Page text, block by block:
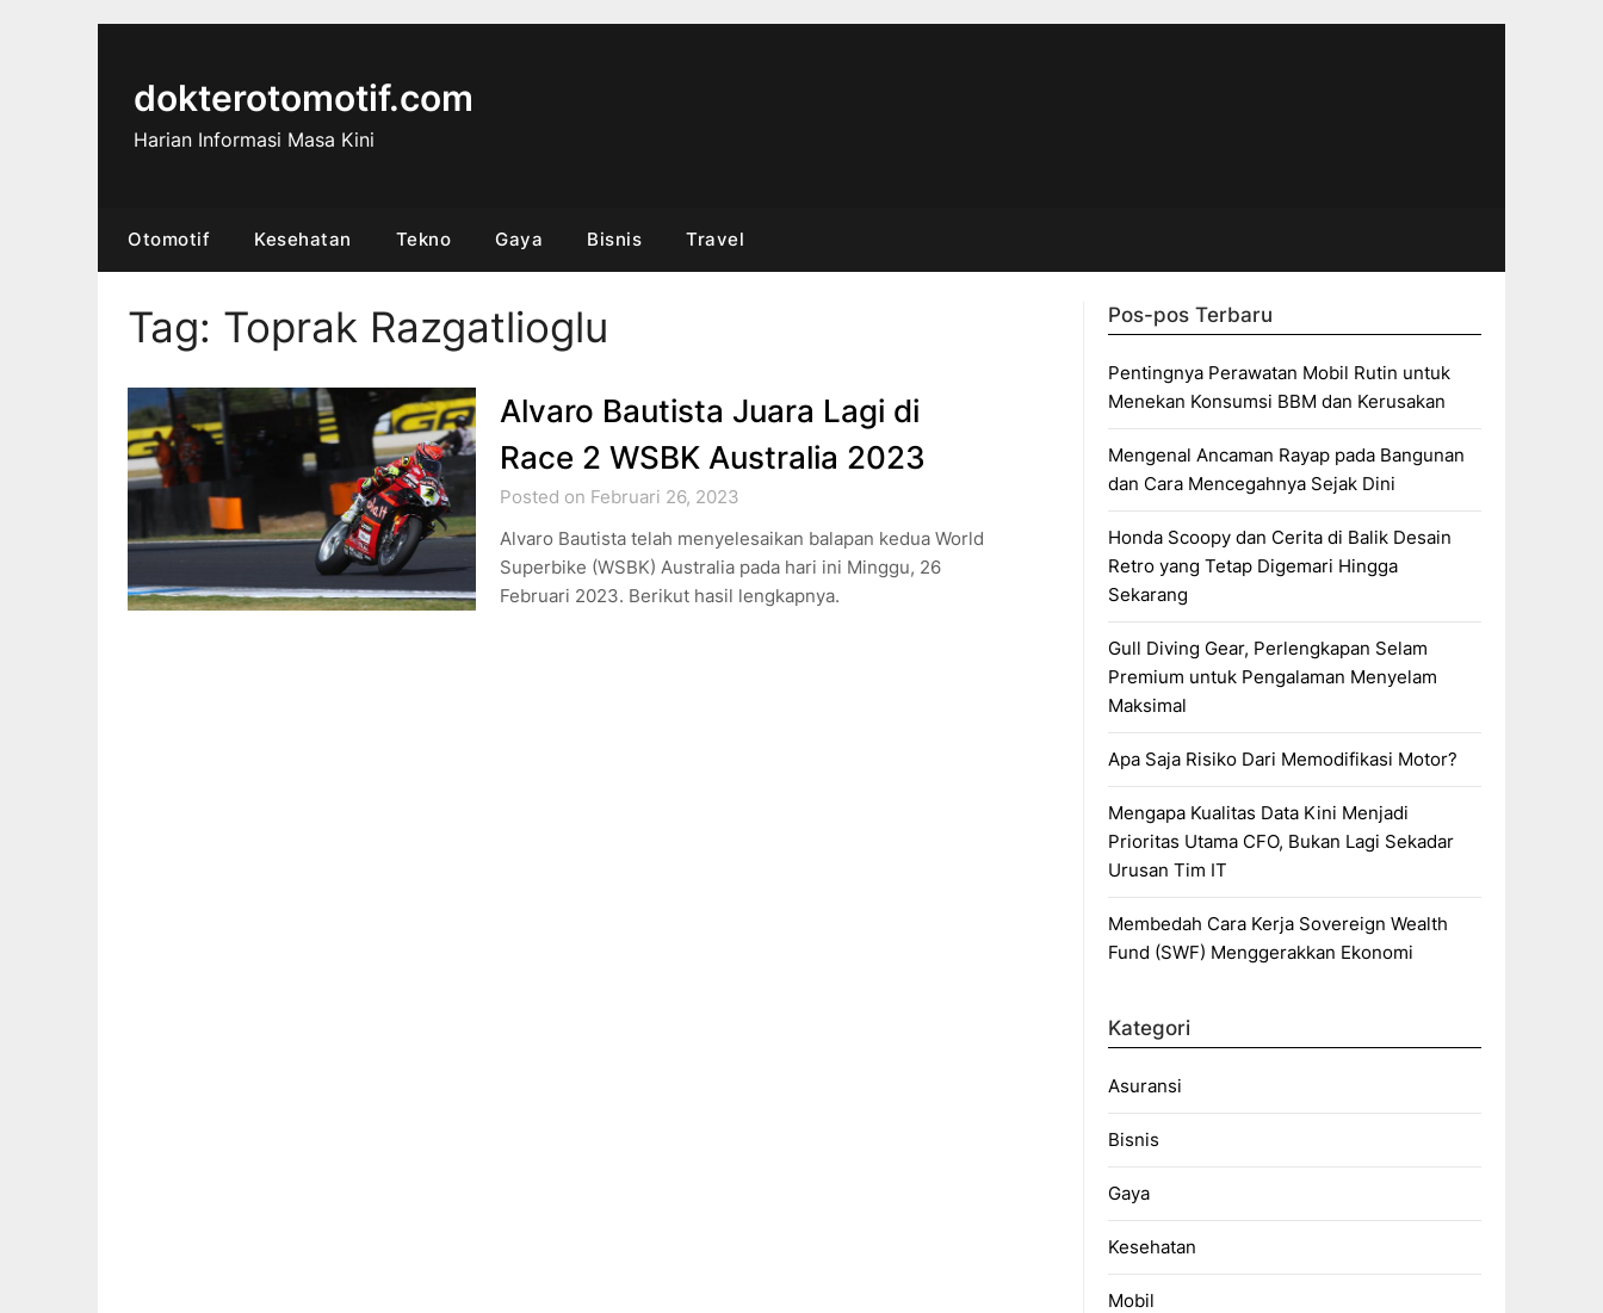
dokterotomotif.com
Harian Informasi Masa Kini
Otomotif Kesehatan Tekno Gaya Bisnis Travel
Tag: Toprak Razgatlioglu
Alvaro Bautista Juara Lagi di
Race 2 WSBK Australia 2023
Posted on Februari 26, 2023
Alvaro Bautista telah menyelesaikan balapan kedua World
Superbike (WSBK) Australia pada hari ini Minggu, 26
Februari 2023. Berikut hasil lengkapnya.
Pos-pos Terbaru
Pentingnya Perawatan Mobil Rutin untuk
Menekan Konsumsi BBM dan Kerusakan
Mengenal Ancaman Rayap pada Bangunan
dan Cara Mencegahnya Sejak Dini
Honda Scoopy dan Cerita di Balik Desain
Retro yang Tetap Digemari Hingga
Sekarang
Gull Diving Gear, Perlengkapan Selam
Premium untuk Pengalaman Menyelam
Maksimal
Apa Saja Risiko Dari Memodifikasi Motor?
Mengapa Kualitas Data Kini Menjadi
Prioritas Utama CFO, Bukan Lagi Sekadar
Urusan Tim IT
Membedah Cara Kerja Sovereign Wealth
Fund (SWF) Menggerakkan Ekonomi
Kategori
Asuransi
Bisnis
Gaya
Kesehatan
Mobil